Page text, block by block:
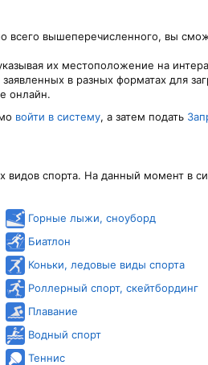
всего вышеперечисленного, вы
их местоположение на
в разных форматах для
онлайн.
войти в систему, а затем подать
видов спорта. На данный момент в
Горные лыжи, сноуборд
Биатлон
Коньки, ледовые виды спорта
Роллерный спорт, скейтбординг
Плавание
Водный спорт
Теннис